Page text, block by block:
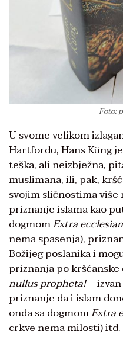
Foto:
U svome velikom
Hartfordu, Hans Küng
teška, ali neizbježna,
muslimana, ili, pak,
svojim sličnostima više
priznanje islama kao
dogmomExtra
nema spasenja),
Božijeg poslanika i
priznanja po kršćanske
nullus propheta!–
priznanje da i islam
onda sa dogmomExtra
crkve nema milosti)